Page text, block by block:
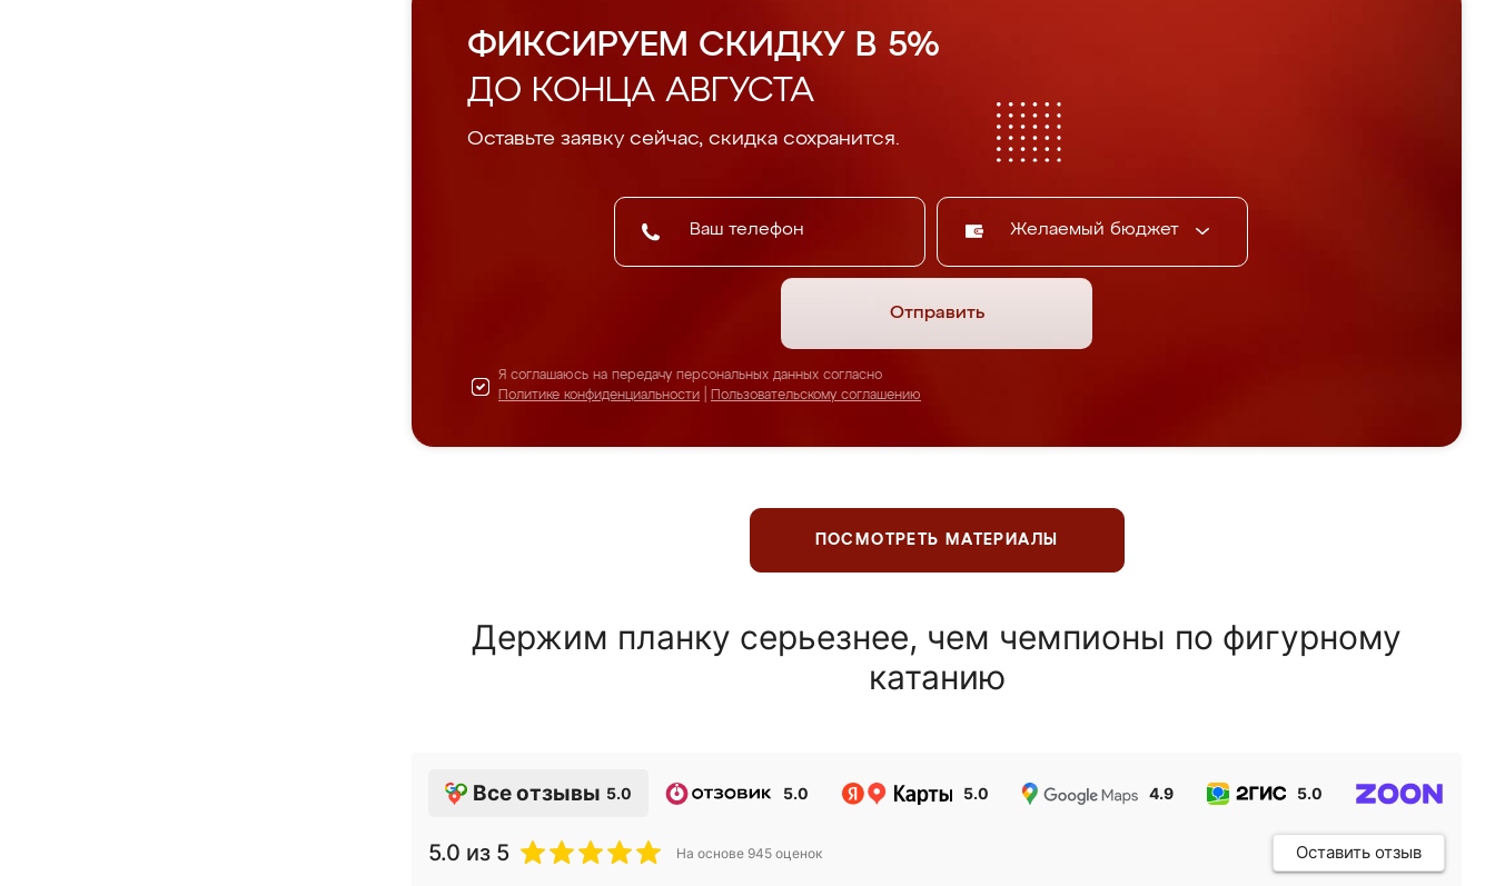
ФИКСИРУЕМ СКИДКУ В 5%
ДО КОНЦА АВГУСТА
Оставьте заявку сейчас, скидка сохранится.
Желаемый бюджет
Отправить
Я соглашаюсь на передачу персональных данных согласно
Политике конфиденциальности
Пользовательскому соглашению
ПОСМОТРЕТЬ МАТЕРИАЛЫ
Держим планку серьезнее, чем чемпионы по фигурному
катанию
Все отзывы 5.0 5.0 5.0 4.9 5.0
5.0 из 5 На основе 945 оценок Оставить отзыв